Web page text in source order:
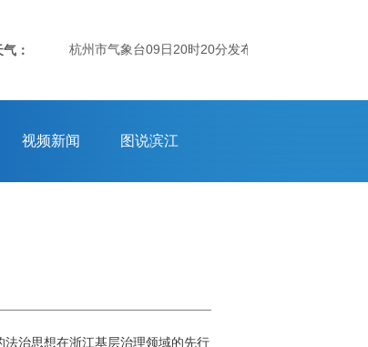
气：杭州市气象台09日20时20分发布：杭州市气象台8月9日20
视频新闻 图说滨江
法治思想在浙江基层治理领域的先行